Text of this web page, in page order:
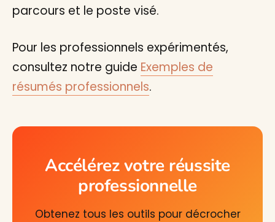
parcours et le poste visé.
Pour les professionnels expérimentés,
consultez notre guide Exemples de
résumés professionnels.
Accélérez votre réussite
professionnelle
Obtenez tous les outils pour décrocher